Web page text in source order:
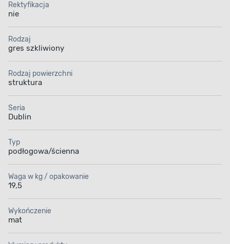
Rektyfikacja
nie
Rodzaj
gres szkliwiony
Rodzaj powierzchni
struktura
Seria
Dublin
Typ
podłogowa/ścienna
Waga w kg / opakowanie
19,5
Wykończenie
mat